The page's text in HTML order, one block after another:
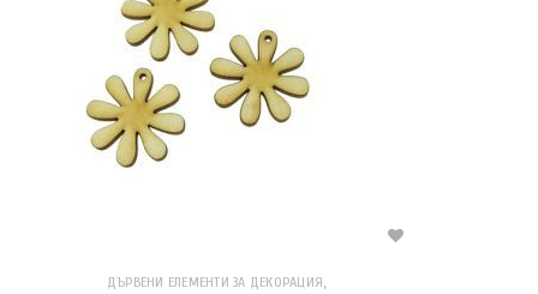
ДЪРВЕНИ ЕЛЕМЕНТИ ЗА ДЕКОРАЦИЯ,